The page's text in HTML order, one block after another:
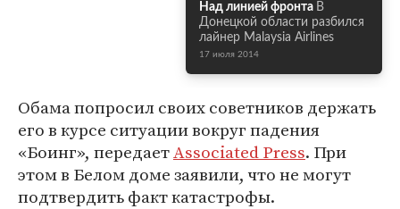
Над линией фронта В
Донецкой области разбился
лайнер Malaysia Airlines
17 июля 2014
Обама попросил своих советников держать
его в курсе ситуации вокруг падения
«Боинг», передаетAssociated Press. При
этом в Белом доме заявили, что не могут
подтвердить факт катастрофы.